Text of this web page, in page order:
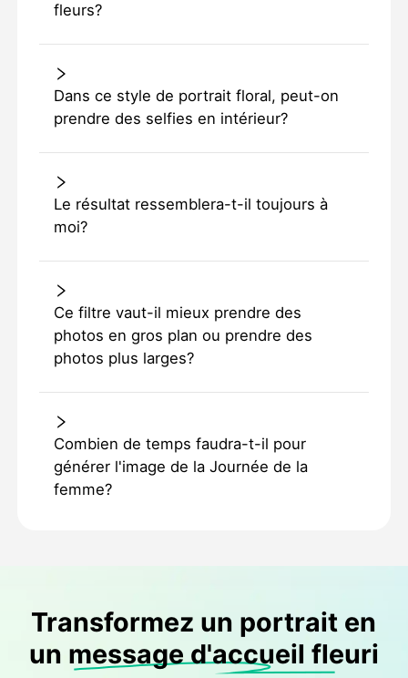
fleurs?
Dans ce style de portrait floral, peut-on
prendre des selfies en intérieur?
Le résultat ressemblera-t-il toujours à
moi?
Ce filtre vaut-il mieux prendre des
photos en gros plan ou prendre des
photos plus larges?
Combien de temps faudra-t-il pour
générer l'image de la Journée de la
femme?
Transformez un portrait en
un message d'accueil fleuri